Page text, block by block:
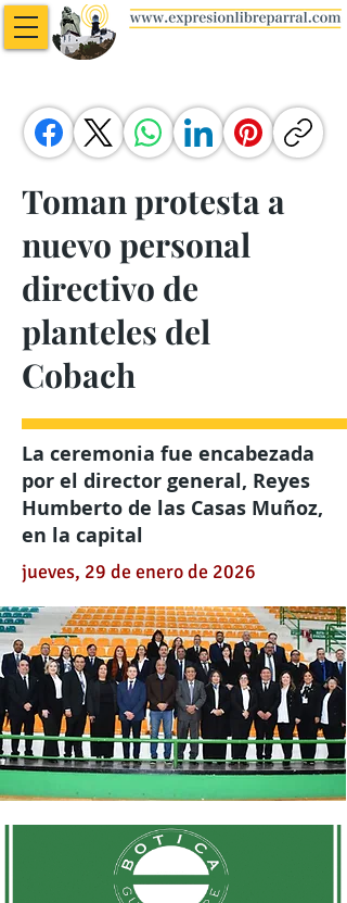
Toman protesta a
nuevo personal
directivo de
planteles del
Cobach
La ceremonia fue encabezada
por el director general, Reyes
Humberto de las Casas Muñoz,
en la capital
jueves, 29 de enero de 2026